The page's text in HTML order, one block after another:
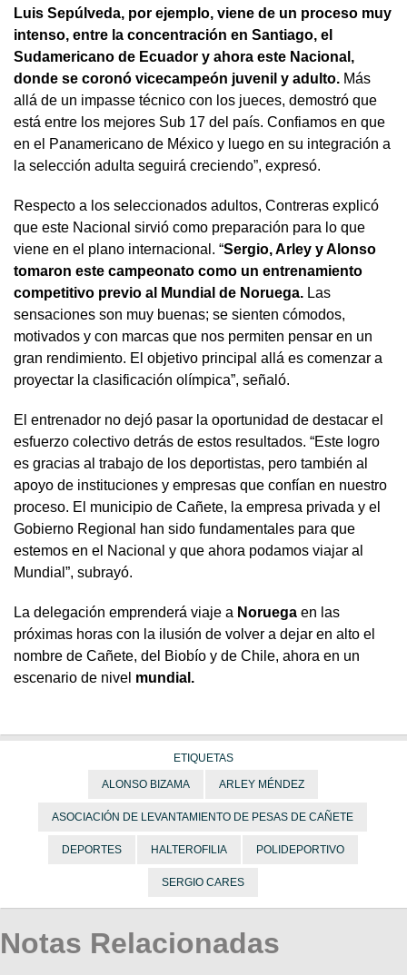
Luis Sepúlveda, por ejemplo, viene de un proceso muy
intenso, entre la concentración en Santiago, el
Sudamericano de Ecuador y ahora este Nacional,
donde se coronó vicecampeón juvenil y adulto. Más
allá de un impasse técnico con los jueces, demostró que
está entre los mejores Sub 17 del país. Confiamos en que
en el Panamericano de México y luego en su integración a
la selección adulta seguirá creciendo”, expresó.
Respecto a los seleccionados adultos, Contreras explicó
que este Nacional sirvió como preparación para lo que
viene en el plano internacional. “Sergio, Arley y Alonso
tomaron este campeonato como un entrenamiento
competitivo previo al Mundial de Noruega. Las
sensaciones son muy buenas; se sienten cómodos,
motivados y con marcas que nos permiten pensar en un
gran rendimiento. El objetivo principal allá es comenzar a
proyectar la clasificación olímpica”, señaló.
El entrenador no dejó pasar la oportunidad de destacar el
esfuerzo colectivo detrás de estos resultados. “Este logro
es gracias al trabajo de los deportistas, pero también al
apoyo de instituciones y empresas que confían en nuestro
proceso. El municipio de Cañete, la empresa privada y el
Gobierno Regional han sido fundamentales para que
estemos en el Nacional y que ahora podamos viajar al
Mundial”, subrayó.
La delegación emprenderá viaje a Noruega en las
próximas horas con la ilusión de volver a dejar en alto el
nombre de Cañete, del Biobío y de Chile, ahora en un
escenario de nivel mundial.
ETIQUETAS
ALONSO BIZAMA ARLEY MÉNDEZ
ASOCIACIÓN DE LEVANTAMIENTO DE PESAS DE CAÑETE
DEPORTES HALTEROFILIA POLIDEPORTIVO
SERGIO CARES
Notas Relacionadas